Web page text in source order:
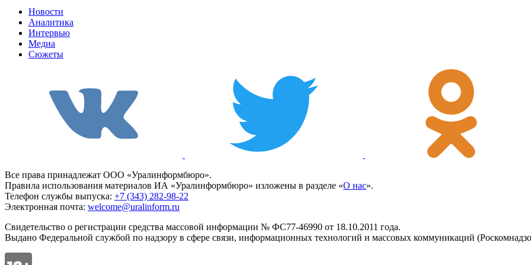
Новости
Аналитика
Интервью
Медиа
Сюжеты
Все права принадлежат ООО «Уралинформбюро».
Правила использования материалов ИА «Уралинформбюро» изложены в разделе «О нас».
Телефон службы выпуска: +7 (343) 282-98-22
Электронная почта: welcome@uralinform.ru
Свидетельство о регистрации средства массовой информации № ФС77-46990 от 18.10.2011 года.
Выдано Федеральной службой по надзору в сфере связи, информационных технологий и массовых коммуникаций